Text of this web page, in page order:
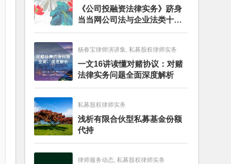
《公司投融资法律实务》跻身
当当网公司法与企业法类十大
畅销图书榜
杨春宝律师演讲集, 私募股权律师实务
一文16讲读懂对赌协议：对赌
法律实务问题全面深度解析
私募股权律师实务
浅析有限合伙型私募基金份额
代持
律师服务动态, 私募股权律师实务